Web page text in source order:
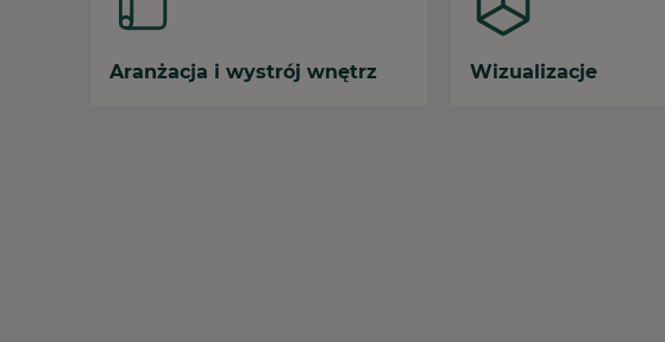
Aranżacja i wystrój wnętrz Wizualizacje